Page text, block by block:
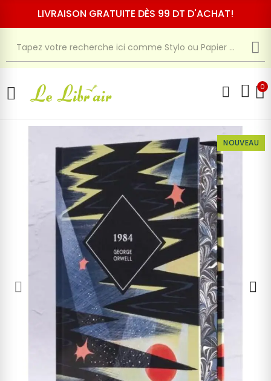
LIVRAISON GRATUITE DÈS 99 DT D'ACHAT!
0
NOUVEAU